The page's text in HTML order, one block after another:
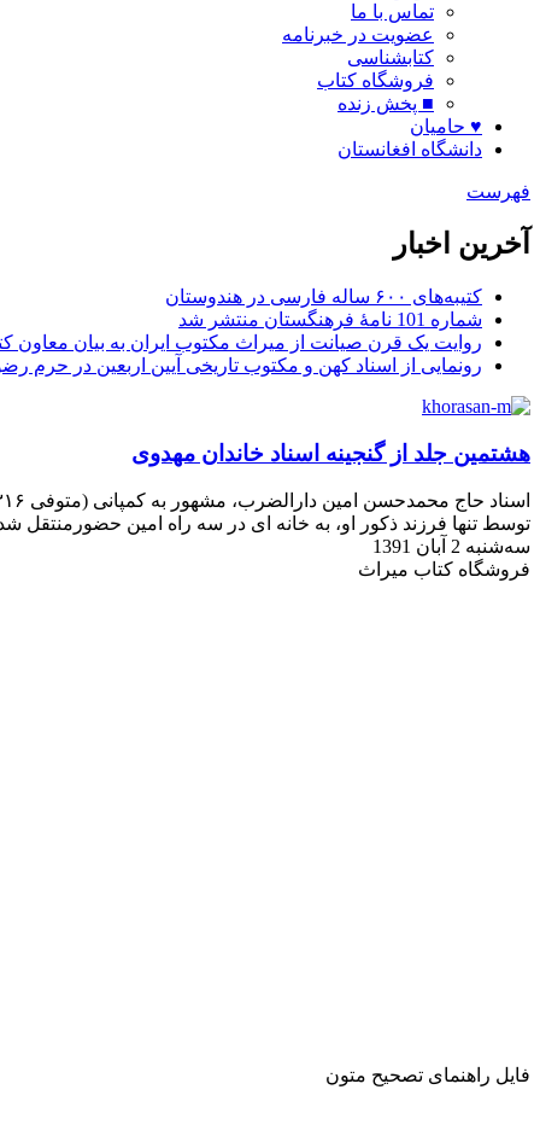
تماس با ما
عضویت در خبرنامه
کتابشناسی
فروشگاه کتاب
■ پخش زنده
♥ حامیان
دانشگاه افغانستان
فهرست
آخرین اخبار
کتیبه‌های ۶۰۰ ساله فارسی در هندوستان
شماره 101 نامۀ فرهنگستان منتشر شد
روایت یک قرن صیانت از میراث مکتوب ایران به بیان معاون
رونمایی از اسناد کهن و مکتوب تاریخی آیین اربعین در حرم
هشتمین جلد از گنجینه اسناد خاندان مهدوی
توسط تنها فرزند ذکور او، به خانه ای در سه راه امین حضورمنتقل
سه‌شنبه 2 آبان 1391
فروشگاه کتاب میراث
فایل راهنمای تصحیح متون